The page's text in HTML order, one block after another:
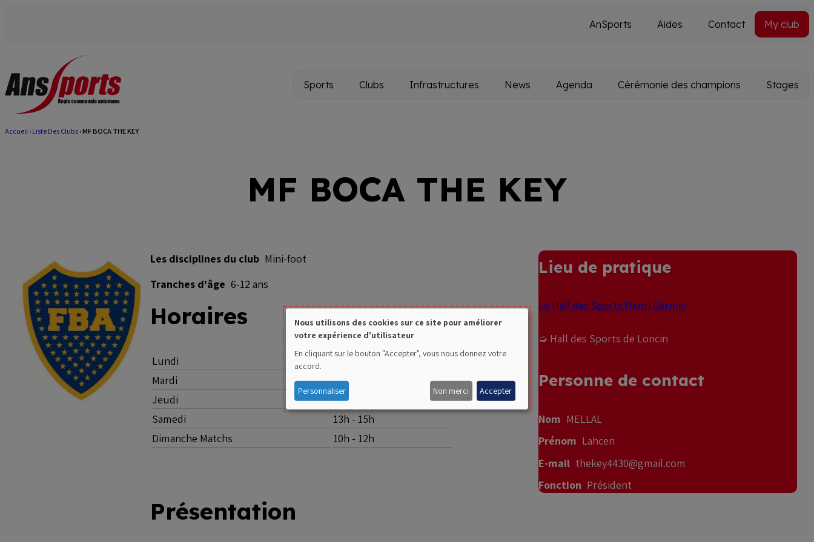
Secondary
AnSports Aides Contact
Utils
My club
Main
Sports Clubs Infrastructures News Agenda Cérémonie des champions Stages
Accueil Liste Des Clubs MF BOCA THE KEY
MF BOCA THE KEY
Les disciplines du club Mini-foot
Tranches d'âge 6-12 ans
Horaires
Lundi
19h - 20h30
Mardi
17h - 18h
Jeudi
17h - 18h
Samedi
13h - 15h
Dimanche Matchs
10h - 12h
Présentation
Lieu de pratique
Le Hall des Sports Henri Germis
➭ Hall des Sports de Loncin
Personne de contact
Nom MELLAL
Prénom Lahcen
E-mail thekey4430@gmail.com
Fonction Président
Use
of
personal
data
and
Nous utilisons des cookies sur ce site pour améliorer
votre expérience d'utilisateur
En cliquant sur le bouton "Accepter", vous nous donnez votre
accord.
Personnaliser Non merci Accepter